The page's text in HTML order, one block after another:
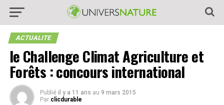
ACTUALITE
le Challenge Climat Agriculture et
Forêts : concours international
Publié il y a 11 ans au 9 mars 2015
Par clicdurable